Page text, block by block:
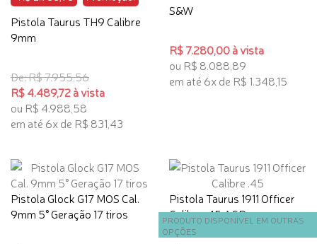
Pistola Taurus TH9 Calibre
9mm
De: R$ 7.955,56
R$ 4.489,72 à vista
ou R$ 4.988,58
em até 6x de R$ 831,43
S&W
R$ 7.280,00 à vista
ou R$ 8.088,89
em até 6x de R$ 1.348,15
Pistola Glock G17 MOS Cal.
9mm 5° Geração 17 tiros
Pistola Taurus 1911 Officer
Calibre .45 ACP
PRODUTO DISPONÍVEL EM OUTRAS
OPÇÕES